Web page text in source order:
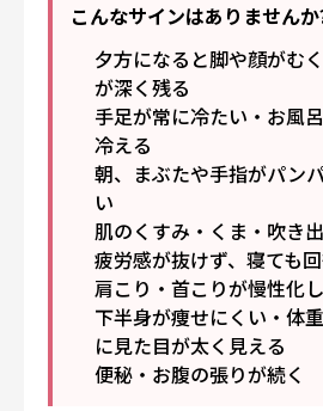
こんなサインはありませんか
夕方になると脚や顔がむ
が深く残る
手足が常に冷たい・お風
冷える
朝、まぶたや手指がパン
い
肌のくすみ・くま・吹き
疲労感が抜けず、寝ても
肩こり・首こりが慢性化
下半身が痩せにくい・体
に見た目が太く見える
便秘・お腹の張りが続く